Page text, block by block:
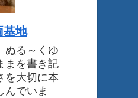
基地
ぬる～くゆ
まを書き記
を大切に本
んでいま